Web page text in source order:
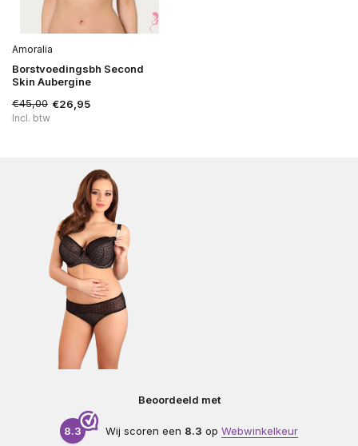
Amoralia
Borstvoedingsbh Second
Skin Aubergine
€45,00 €26,95
Incl. btw
Beoordeeld met
8.3 Wij scoren een 8.3 op Webwinkelkeur